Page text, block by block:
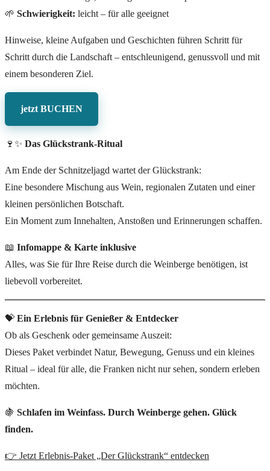
🌱 Schwierigkeit: leicht – für alle geeignet
Hinweise, kleine Aufgaben und Geschichten führen Schritt für
Schritt durch die Landschaft – entschleunigend, genussvoll und mit
einem besonderen Ziel.
jetzt BUCHEN
🍷✨ Das Glückstrank-Ritual
Am Ende der Schnitzeljagd wartet der Glückstrank:
Eine besondere Mischung aus Wein, regionalen Zutaten und einer
kleinen persönlichen Botschaft.
Ein Moment zum Innehalten, Anstoßen und Erinnerungen schaffen.
📖 Infomappe & Karte inklusive
Alles, was Sie für Ihre Reise durch die Weinberge benötigen, ist
liebevoll vorbereitet.
💝 Ein Erlebnis für Genießer & Entdecker
Ob als Geschenk oder gemeinsame Auszeit:
Dieses Paket verbindet Natur, Bewegung, Genuss und ein kleines
Ritual – ideal für alle, die Franken nicht nur sehen, sondern erleben
möchten.
🍇 Schlafen im Weinfass. Durch Weinberge gehen. Glück
finden.
👉 Jetzt Erlebnis-Paket „Der Glückstrank“ entdecken